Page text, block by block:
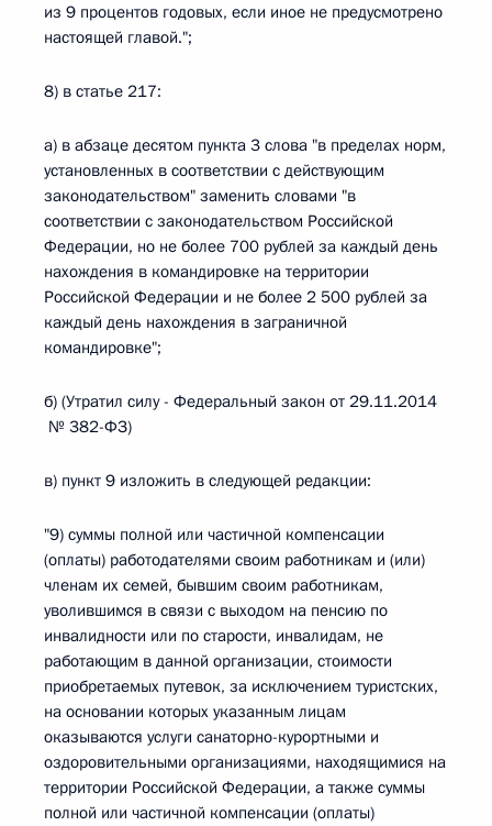
из 9 процентов годовых, если иное не предусмотрено
настоящей главой.";
8) в статье 217:
а) в абзаце десятом пункта 3 слова "в пределах норм,
установленных в соответствии с действующим
законодательством" заменить словами "в
соответствии с законодательством Российской
Федерации, но не более 700 рублей за каждый день
нахождения в командировке на территории
Российской Федерации и не более 2 500 рублей за
каждый день нахождения в заграничной
командировке";
б) (Утратил силу - Федеральный закон от 29.11.2014
№ 382-ФЗ)
в) пункт 9 изложить в следующей редакции:
"9) суммы полной или частичной компенсации
(оплаты) работодателями своим работникам и (или)
членам их семей, бывшим своим работникам,
уволившимся в связи с выходом на пенсию по
инвалидности или по старости, инвалидам, не
работающим в данной организации, стоимости
приобретаемых путевок, за исключением туристских,
на основании которых указанным лицам
оказываются услуги санаторно-курортными и
оздоровительными организациями, находящимися на
территории Российской Федерации, а также суммы
полной или частичной компенсации (оплаты)